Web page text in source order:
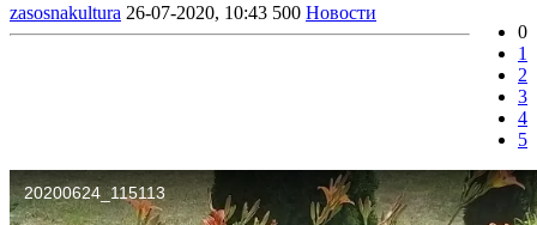
zasosnakultura 26-07-2020, 10:43 500 Новости
0
1
2
3
4
5